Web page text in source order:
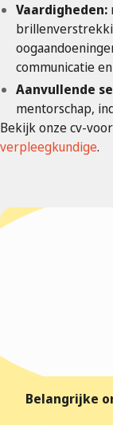
Vaardigheden:
communicatie
Aanvullende
mentorschap,
Bekijk onze cv-
verpleegkundige.
Belangrijke